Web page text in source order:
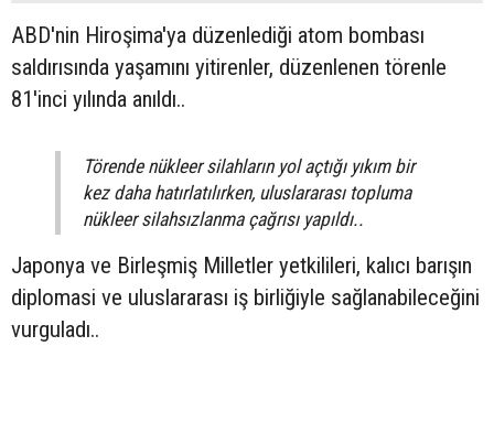
ABD'nin Hiroşima'ya düzenlediği atom bombası
saldırısında yaşamını yitirenler, düzenlenen törenle
81'inci yılında anıldı..
Törende nükleer silahların yol açtığı yıkım bir
kez daha hatırlatılırken, uluslararası topluma
nükleer silahsızlanma çağrısı yapıldı..
Japonya ve Birleşmiş Milletler yetkilileri, kalıcı barışın
diplomasi ve uluslararası iş birliğiyle sağlanabileceğini
vurguladı..